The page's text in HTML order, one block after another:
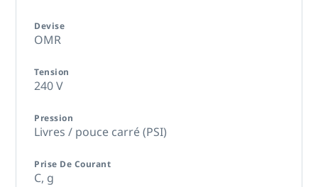
Devise
OMR
Tension
240 V
Pression
Livres / pouce carré (PSI)
Prise De Courant
C, g